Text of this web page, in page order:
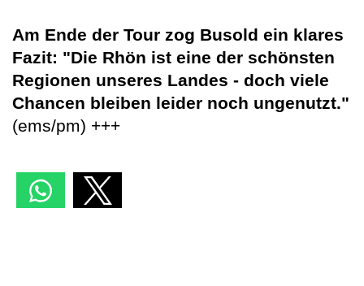
Am Ende der Tour zog Busold ein klares
Fazit: "Die Rhön ist eine der schönsten
Regionen unseres Landes - doch viele
Chancen bleiben leider noch ungenutzt."
(ems/pm) +++